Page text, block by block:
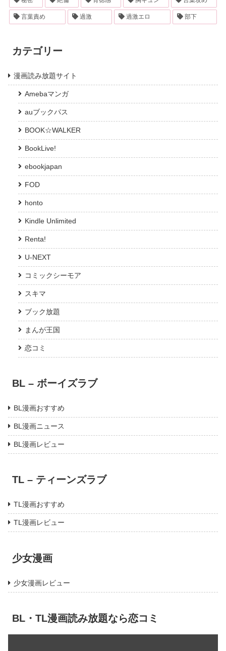
言葉責め 過激 過激エロ 部下
カテゴリー
漫画読み放題サイト
Amebaマンガ
auブックパス
BOOK☆WALKER
BookLive!
ebookjapan
FOD
honto
Kindle Unlimited
Renta!
U-NEXT
コミックシーモア
スキマ
ブック放題
まんが王国
恋コミ
BL – ボーイズラブ
BL漫画おすすめ
BL漫画ニュース
BL漫画レビュー
TL – ティーンズラブ
TL漫画おすすめ
TL漫画レビュー
少女漫画
少女漫画レビュー
BL・TL漫画読み放題なら恋コミ